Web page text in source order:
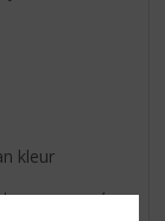
kleur
aroma’s